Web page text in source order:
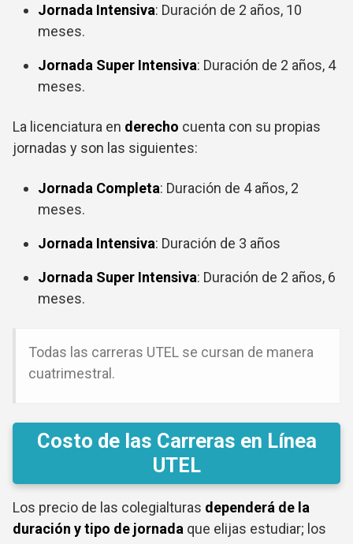
Jornada Intensiva: Duración de 2 años, 10
meses.
Jornada Super Intensiva: Duración de 2 años, 4
meses.
La licenciatura en derecho cuenta con su propias
jornadas y son las siguientes:
Jornada Completa: Duración de 4 años, 2
meses.
Jornada Intensiva: Duración de 3 años
Jornada Super Intensiva: Duración de 2 años, 6
meses.
Todas las carreras UTEL se cursan de manera
cuatrimestral.
Costo de las Carreras en Línea
UTEL
Los precio de las colegialturas dependerá de la
duración y tipo de jornada que elijas estudiar; los